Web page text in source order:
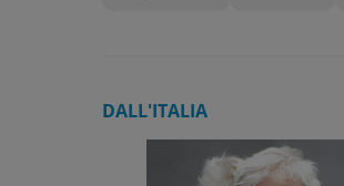
DALL'ITALIA